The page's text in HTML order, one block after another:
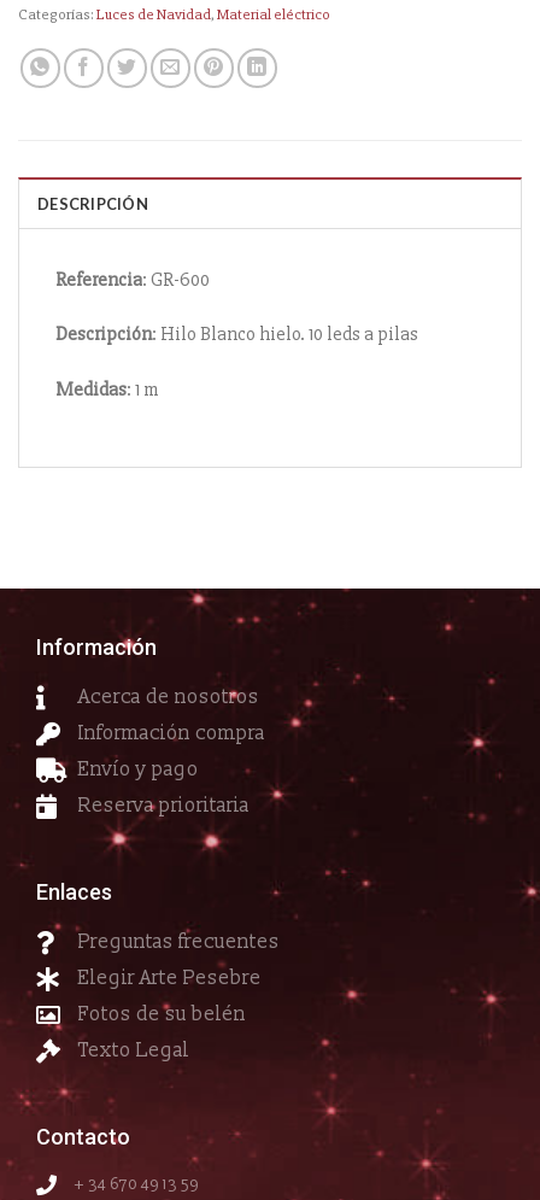
Categorías:Luces de Navidad,Material eléctrico
DESCRIPCIÓN
Referencia: GR-600
Descripción: Hilo Blanco hielo. 10 leds a pilas
Medidas: 1 m
Información
Acerca de nosotros
Información compra
Envío y pago
Reserva prioritaria
Enlaces
Preguntas frecuentes
Elegir Arte Pesebre
Fotos de su belén
Texto Legal
Contacto
+ 34 670 49 13 59